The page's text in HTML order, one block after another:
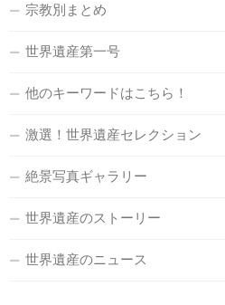
宗教別まとめ
世界遺産第一号
他のキーワードはこちら！
激選！世界遺産セレクション
絶景写真ギャラリー
世界遺産のストーリー
世界遺産のニュース